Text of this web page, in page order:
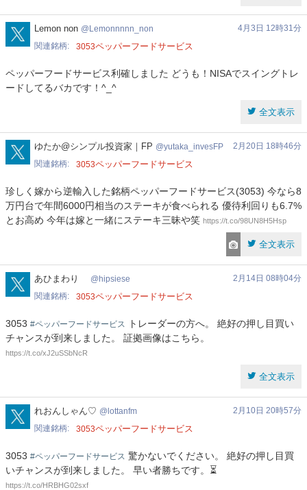
Lemonnnnn_non
Lemon non Lemonnnnn_non
4月3日 12時31分
関連銘柄
3053ペッパーフードサービス
ペッパーフードサービス利確しました どうも！NISAでスイングトレ
ードしてるバカです！^_^
全文表示
yutaka_invesFP
ゆたか@シンプル投資家｜FP yutaka_invesFP
2月20日 18時46分
関連銘柄
3053ペッパーフードサービス
珍しく嫁から逆輸入した銘柄ペッパーフードサービス(3053) 今なら8
万円台で年間6000円相当のステーキが食べられる 優待利回りも6.7%
とお高め 今年は嫁と一緒にステーキ三昧や笑 https://t.co/98UN8H5Hsp
全文表示
hipsiese
あひまわり hipsiese
2月14日 08時04分
関連銘柄
3053ペッパーフードサービス
3053 #ペッパーフードサービス
トレーダーの方へ。 絶好の押し目買い
チャンスが到来しました。 証拠画像はこちら。
https://t.co/xJ2uSSbNcR
全文表示
lottanfm
れおんしゃん♡ lottanfm
2月10日 20時57分
関連銘柄
3053ペッパーフードサービス
3053 #ペッパーフードサービス 驚かないでください。 絶好の押し目買
いチャンスが到来しました。 早い者勝ちです。⏳
https://t.co/HRBHG02sxf